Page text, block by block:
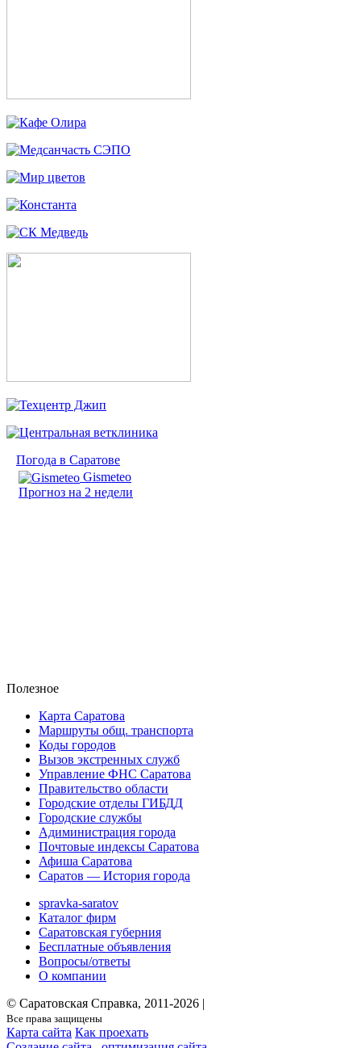
Погода в Саратове
Gismeteo
Прогноз на 2 недели
Полезное
Карта Саратова
Маршруты общ. транспорта
Коды городов
Вызов экстренных служб
Управление ФНС Саратова
Правительство области
Городские отделы ГИБДД
Городские службы
Адиминистрация города
Почтовые индексы Саратова
Афиша Саратова
Саратов — История города
spravka-saratov
Каталог фирм
Саратовская губерния
Бесплатные объявления
Вопросы/ответы
О компании
© Саратовская Справка, 2011-2026 |
Все права защищены
Карта сайта Как проехать